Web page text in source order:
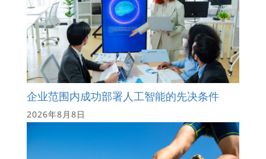
企业范围内成功部署人工智能的先决条件
2026年8月8日